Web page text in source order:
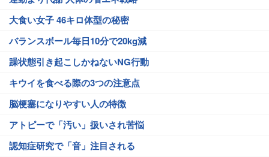
大食い女子 46キロ体型の秘密
バランスボール毎日10分で20kg減
躁状態引き起こしかねないNG行動
キウイを食べる際の3つの注意点
脳梗塞になりやすい人の特徴
アトピーで「汚い」扱いされ苦悩
認知症研究で「音」注目される